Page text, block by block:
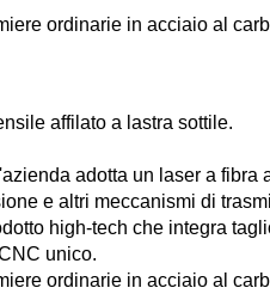
ordinarie in acciaio al
affilato a lastra sottile.
adotta un laser a fibra
e altri meccanismi di
high-tech che integra
unico.
ordinarie in acciaio al